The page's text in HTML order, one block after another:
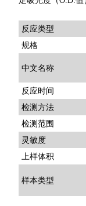
反应类型
规格
中文名称
反应时间
检测方法
检测范围
灵敏度
上样体积
样本类型